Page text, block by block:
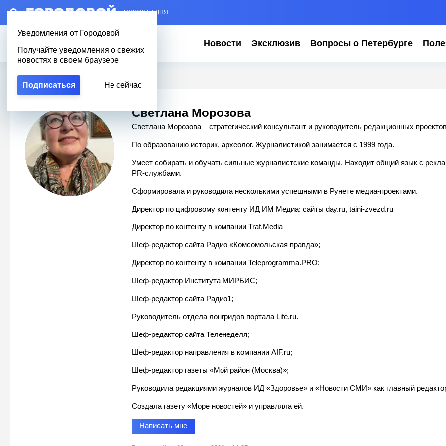
– НОВОСТИ ДНЯ
Уведомления от Городовой
Получайте уведомления о свежих
новостях в своем браузере
Подписаться Не сейчас
Новости Эксклюзив Вопросы о Петербурге
Городовой Светлана Морозова
Светлана Морозова
Светлана Морозова – стратегический консультант и руководитель редакционных
По образованию историк, археолог. Журналистикой занимается с 1999 года.
Умеет собирать и обучать сильные журналистские команды. Находит общий язык с
PR-службами.
Сформировала и руководила несколькими успешными в Рунете медиа-проектами.
Директор по цифровому контенту ИД ИМ Медиа: сайты day.ru, taini-zvezd.ru
Директор по контенту в компании Traf.Media
Шеф-редактор сайта Радио «Комсомольская правда»;
Директор по контенту в компании Teleprogramma.PRO;
Шеф-редактор Института МИРБИС;
Шеф-редактор сайта Радио1;
Руководитель отдела лонгридов портала Life.ru.
Шеф-редактор сайта Теленеделя;
Шеф-редактор направления в компании AIF.ru;
Шеф-редактор газеты «Мой район (Москва)»;
Руководила редакциями журналов ИД «Здоровье» и «Новости СМИ» как главный
Создала газету «Море новостей» и управляла ей.
Написать мне